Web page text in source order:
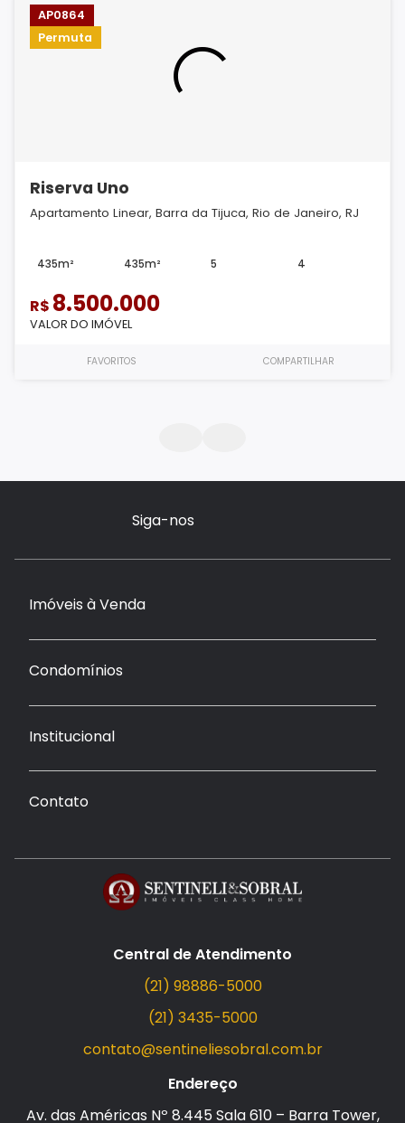
AP0864
Permuta
Riserva Uno
Apartamento Linear, Barra da Tijuca, Rio de Janeiro, RJ
435m² 435m² 5 4
R$ 8.500.000
VALOR DO IMÓVEL
FAVORITOS COMPARTILHAR
Siga-nos
Imóveis à Venda
Condomínios
Institucional
Contato
Central de Atendimento
(21) 98886-5000
(21) 3435-5000
contato@sentineliesobral.com.br
Endereço
Av. das Américas Nº 8.445 Sala 610 – Barra Tower,